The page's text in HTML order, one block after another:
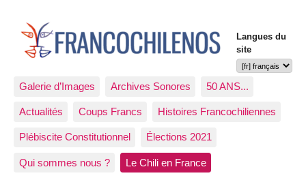
Langues du
site
Galerie d’Images Archives Sonores 50 ANS...
Actualités Coups Francs Histoires Francochiliennes
Plébiscite Constitutionnel Élections 2021
Qui sommes nous ? Le Chili en France